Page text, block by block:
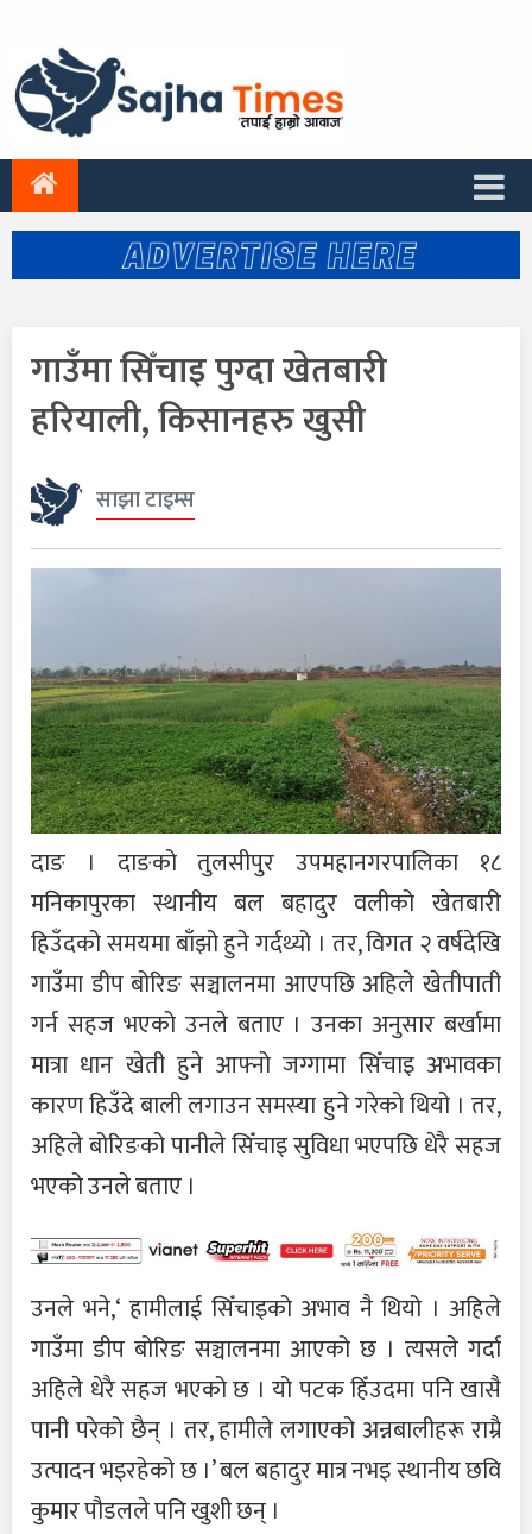
गाउँमा सिँचाइ पुग्दा खेतबारी
हरियाली, किसानहरु खुसी
साझा टाइम्स
दाङ । दाङको तुलसीपुर उपमहानगरपालिका १८
मनिकापुरका स्थानीय बल बहादुर वलीको खेतबारी
हिउँदको समयमा बाँझो हुने गर्दथ्यो । तर, विगत २ वर्षदेखि
गाउँमा डीप बोरिङ सञ्चालनमा आएपछि अहिले खेतीपाती
गर्न सहज भएको उनले बताए । उनका अनुसार बर्खामा
मात्रा धान खेती हुने आफ्नो जग्गामा सिँचाइ अभावका
कारण हिउँदे बाली लगाउन समस्या हुने गरेको थियो । तर,
अहिले बोरिङको पानीले सिँचाइ सुविधा भएपछि धेरै सहज
भएको उनले बताए ।
उनले भने,‘ हामीलाई सिँचाइको अभाव नै थियो । अहिले
गाउँमा डीप बोरिङ सञ्चालनमा आएको छ । त्यसले गर्दा
अहिले धेरै सहज भएको छ । यो पटक हिँउदमा पनि खासै
पानी परेको छैन् । तर, हामीले लगाएको अन्नबालीहरू राम्रै
उत्पादन भइरहेको छ ।’ बल बहादुर मात्र नभइ स्थानीय छवि
कुमार पौडलले पनि खुशी छन् ।